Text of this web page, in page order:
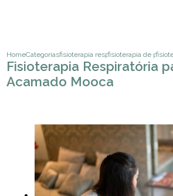
HomeCategoriasfisioterapia respiratoriafisioterapia de
Fisioterapia Respiratória
Acamado Mooca